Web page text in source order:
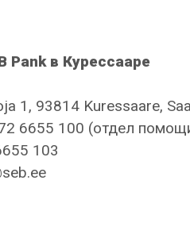
Pank в Курессааре
1, 93814 Kuressaare,
6655 100 (отдел
103